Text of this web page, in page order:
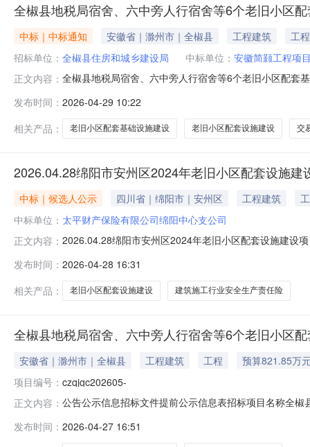
全椒县地税局宿舍、六中旁人行宿舍等6个老旧小区
中标｜中标通知 安徽省｜滁州市｜全椒县 工程建筑
工程
招标单位： 全椒县住房和城乡建设局 中标单位： 安徽简颢工程项
正文内容： 全椒县地税局宿舍、六中旁人行宿舍等6个老旧小区配套
基础设施建设项目（全椒县河畔人家宿舍及周边老旧小
内容：全椒县地税局宿舍、六中旁人行宿舍
发布时间： 2026-04-29 10:22
相关产品：
老旧小区配套基础设施建设 老旧小区配套设施建设 交
2026.04.28绵阳市安州区2024年老旧小区配套设施
中标｜候选人公示 四川省｜绵阳市｜安州区 工程建筑
中标单位： 太平财产保险有限公司绵阳中心支公司
正文内容： 2026.04.28绵阳市安州区2024年老旧小区配套设施建设
阳中心支公司最终报价：￥14160.00元（大写：壹万肆
险股份
发布时间： 2026-04-28 16:31
相关产品：
老旧小区配套设施建设 建筑施工行业安全生产责任险
全椒县地税局宿舍、六中旁人行宿舍等6个老旧小区
安徽省｜滁州市｜全椒县 工程建筑 工程
预算821.85万
项目编号： czqjgc202605-
正文内容： 公告公示信息招标文件提前公示信息表招标项目名称全
旧小区配套设施建设项目）位于滁州市全椒县，本次项
发布时间： 2026-04-27 16:51